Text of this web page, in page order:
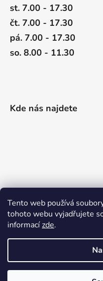
Tento web používá
tohoto webu vyjadřujete
informacízde.
st. 7.00 - 17.30
čt. 7.00 - 17.30
pá. 7.00 - 17.30
so. 8.00 - 11.30
Kde nás najdete
Vytvořil